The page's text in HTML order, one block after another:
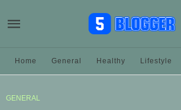
Home General Healthy Lifestyle
GENERAL